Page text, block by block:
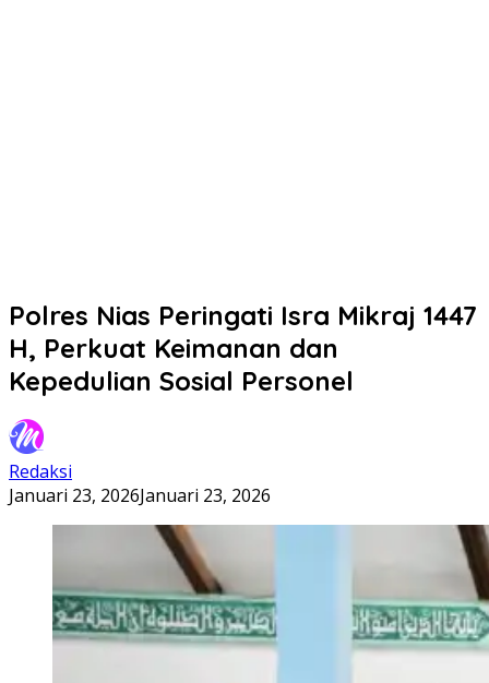
Polres Nias Peringati Isra Mikraj 1447
H, Perkuat Keimanan dan
Kepedulian Sosial Personel
Redaksi
Januari 23, 2026Januari 23, 2026